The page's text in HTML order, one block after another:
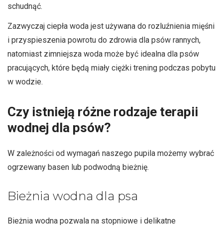
schudnąć.
Zazwyczaj ciepła woda jest używana do rozluźnienia mięśni
i przyspieszenia powrotu do zdrowia dla psów rannych,
natomiast zimniejsza woda może być idealna dla psów
pracujących, które będą miały ciężki trening podczas pobytu
w wodzie.
Czy istnieją różne rodzaje terapii
wodnej dla psów?
W zależności od wymagań naszego pupila możemy wybrać
ogrzewany basen lub podwodną bieżnię.
Bieżnia wodna dla psa
Bieżnia wodna pozwala na stopniowe i delikatne